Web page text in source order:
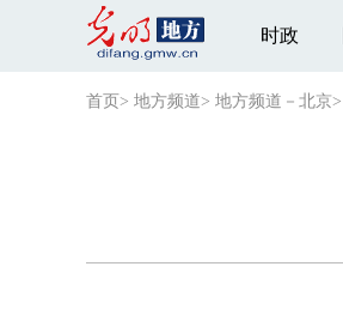
时政
首页 > 地方频道> 地方频道－北京>